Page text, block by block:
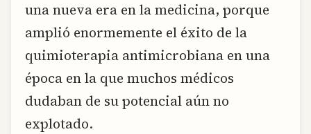
una nueva era en la medicina, porque
amplió enormemente el éxito de la
quimioterapia antimicrobiana en una
época en la que muchos médicos
dudaban de su potencial aún no
explotado.